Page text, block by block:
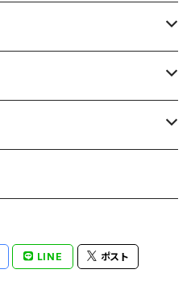
LINE ポスト